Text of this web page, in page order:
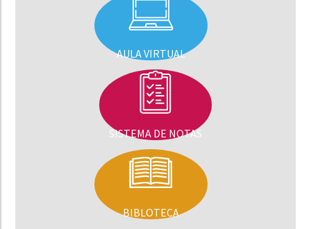
AULA VIRTUAL
SISTEMA DE NOTAS
BIBLOTECA